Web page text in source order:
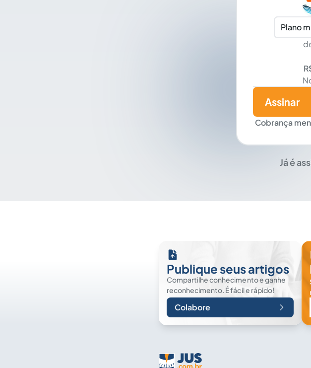
Plano
Cobrança
Assinar
Já é
Publique seus artigos
Compartilhe conhecimento e ganhe
reconhecimento. É fácil e rápido!
Colabore